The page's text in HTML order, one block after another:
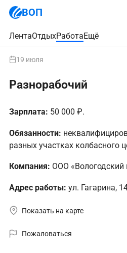
ВОП
ЛентаОтдыхРаботаЕщё
19 июля
Разнорабочий
Зарплата: 50 000 ₽.
Обязанности:
разных участках колбасного
Компания: ООО «Вологодский
Адрес работы: ул. Гагарина,
Показать на карте
Пожаловаться